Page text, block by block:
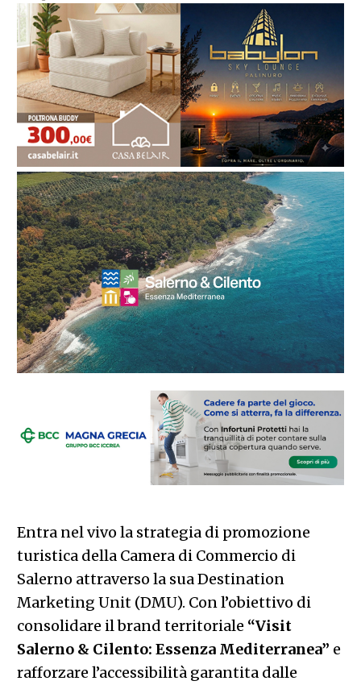
Entra nel vivo la strategia di promozione
turistica della Camera di Commercio di
Salerno attraverso la sua Destination
Marketing Unit (DMU). Con l’obiettivo di
consolidare il brand territoriale “Visit
Salerno & Cilento: Essenza Mediterranea” e
rafforzare l’accessibilità garantita dalle